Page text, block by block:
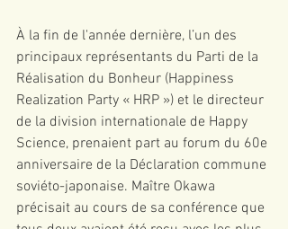
À la fin de l'année dernière, l’un des
principaux représentants du Parti de la
Réalisation du Bonheur (Happiness
Realization Party « HRP ») et le directeur
de la division internationale de Happy
Science, prenaient part au forum du 60e
anniversaire de la Déclaration commune
soviéto-japonaise. Maître Okawa
précisait au cours de sa conférence que